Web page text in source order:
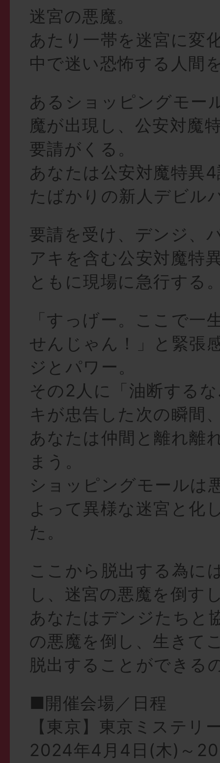
迷宮の悪魔。
あたり一帯を迷宮に変
中で迷い恐怖する人間
あるショッピングモー
魔が出現し、公安対魔
要請がくる。
あなたは公安対魔特異
たばかりの新人デビル
要請を受け、デンジ、
アキを含む公安対魔特
ともに現場に急行する
「すっげー。ここで一
せんじゃん！」と緊張
ジとパワー。
その2人に「油断する
キが忠告した次の瞬間
あなたは仲間と離れ離
まう。
ショッピングモールは
よって異様な迷宮と化
た。
ここから脱出する為に
し、迷宮の悪魔を倒す
あなたはデンジたちと
の悪魔を倒し、生きて
脱出することができる
■開催会場／日程
【東京】東京ミステリ
2024年4月4日(木)～